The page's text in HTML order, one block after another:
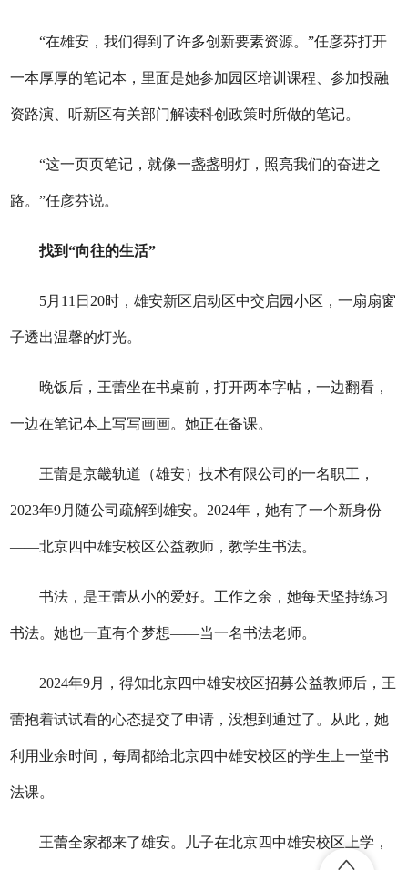
“在雄安，我们得到了许多创新要素资源。”任彦芬打开
一本厚厚的笔记本，里面是她参加园区培训课程、参加投融
资路演、听新区有关部门解读科创政策时所做的笔记。
“这一页页笔记，就像一盏盏明灯，照亮我们的奋进之
路。”任彦芬说。
找到“向往的生活”
5月11日20时，雄安新区启动区中交启园小区，一扇扇窗
子透出温馨的灯光。
晚饭后，王蕾坐在书桌前，打开两本字帖，一边翻看，
一边在笔记本上写写画画。她正在备课。
王蕾是京畿轨道（雄安）技术有限公司的一名职工，
2023年9月随公司疏解到雄安。2024年，她有了一个新身份
——北京四中雄安校区公益教师，教学生书法。
书法，是王蕾从小的爱好。工作之余，她每天坚持练习
书法。她也一直有个梦想——当一名书法老师。
2024年9月，得知北京四中雄安校区招募公益教师后，王
蕾抱着试试看的心态提交了申请，没想到通过了。从此，她
利用业余时间，每周都给北京四中雄安校区的学生上一堂书
法课。
王蕾全家都来了雄安。儿子在北京四中雄安校区上学，